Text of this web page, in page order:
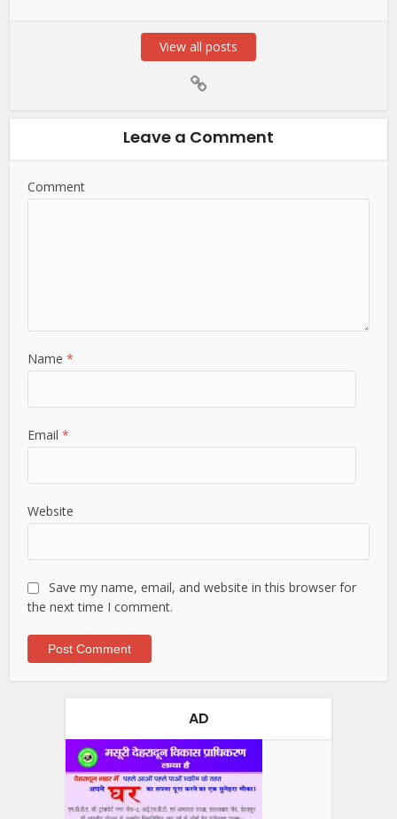
View all posts
Leave a Comment
Comment
Name*
Email*
Website
Save my name, email, and website in this browser for
the next time I comment.
AD